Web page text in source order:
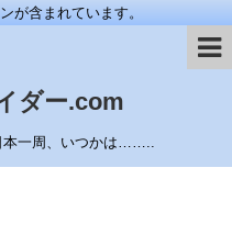
が含まれています。
ダー.com
本一周、いつかは……..